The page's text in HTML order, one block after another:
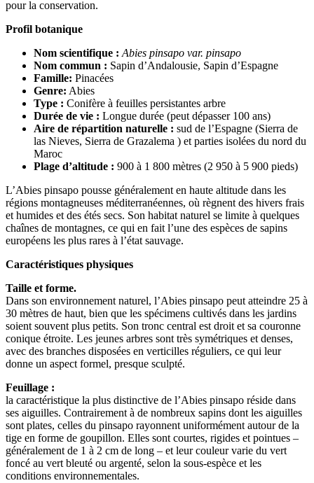
pour la conservation.
Profil botanique
Nom scientifique : Abies pinsapo var. pinsapo
Nom commun : Sapin d’Andalousie, Sapin d’Espagne
Famille: Pinacées
Genre: Abies
Type : Conifère à feuilles persistantes arbre
Durée de vie : Longue durée (peut dépasser 100 ans)
Aire de répartition naturelle : sud de l’Espagne (Sierra de
las Nieves, Sierra de Grazalema ) et parties isolées du nord du
Maroc
Plage d’altitude : 900 à 1 800 mètres (2 950 à 5 900 pieds)
L’Abies pinsapo pousse généralement en haute altitude dans les
régions montagneuses méditerranéennes, où règnent des hivers frais
et humides et des étés secs. Son habitat naturel se limite à quelques
chaînes de montagnes, ce qui en fait l’une des espèces de sapins
européens les plus rares à l’état sauvage.
Caractéristiques physiques
Taille et forme.
Dans son environnement naturel, l’Abies pinsapo peut atteindre 25 à
30 mètres de haut, bien que les spécimens cultivés dans les jardins
soient souvent plus petits. Son tronc central est droit et sa couronne
conique étroite. Les jeunes arbres sont très symétriques et denses,
avec des branches disposées en verticilles réguliers, ce qui leur
donne un aspect formel, presque sculpté.
Feuillage :
la caractéristique la plus distinctive de l’Abies pinsapo réside dans
ses aiguilles. Contrairement à de nombreux sapins dont les aiguilles
sont plates, celles du pinsapo rayonnent uniformément autour de la
tige en forme de goupillon. Elles sont courtes, rigides et pointues –
généralement de 1 à 2 cm de long – et leur couleur varie du vert
foncé au vert bleuté ou argenté, selon la sous-espèce et les
conditions environnementales.